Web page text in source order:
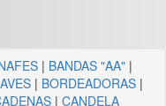
| BANDAS "AA"|
| BORDEADORAS |
| CANDELA